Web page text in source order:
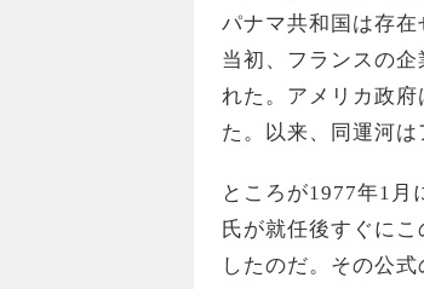
パナマ共和国は存
当初、フランスの
れた。アメリカ政
た。以来、同運河は
ところが1977年1月
氏が就任後すぐに
したのだ。その公